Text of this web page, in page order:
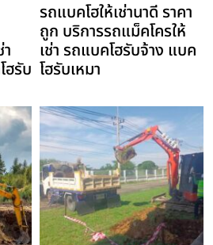
ฮรับ
รถแบคโฮให้เช่านาดี ราคา
ถูก บริการรถแม็คโครให้
เช่า รถแบคโฮรับจ้าง แบค
โฮรับเหมา